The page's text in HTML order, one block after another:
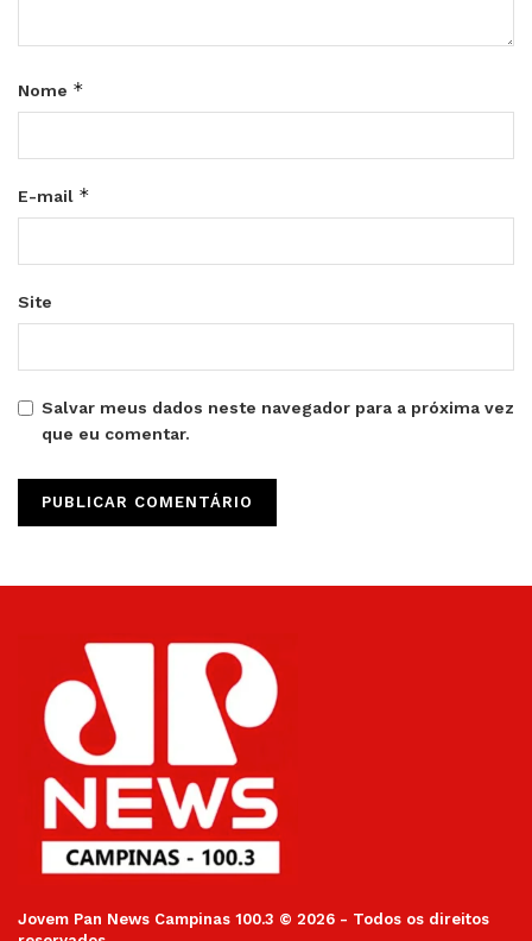
Nome *
E-mail *
Site
Salvar meus dados neste navegador para a próxima vez
que eu comentar.
Jovem Pan News Campinas 100.3 © 2026 - Todos os direitos